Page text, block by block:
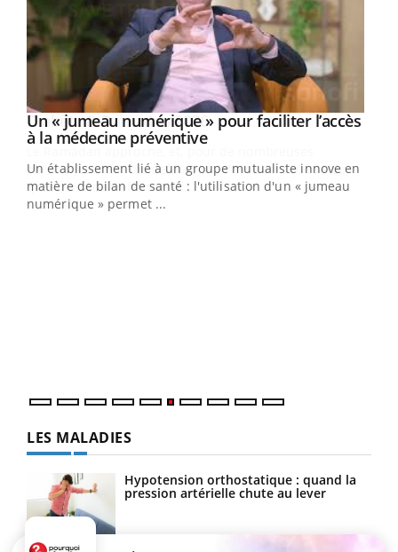
Youtube
Un « jumeau numérique » pour faciliter l’accès
à la médecine préventiveYoutube
Un établissement lié à un groupe mutualiste innove en
matière de bilan de santé : l'utilisation d'un « jumeau
numérique » permet ...
LES MALADIES
Hypotension orthostatique : quand la
pression artérielle chute au lever